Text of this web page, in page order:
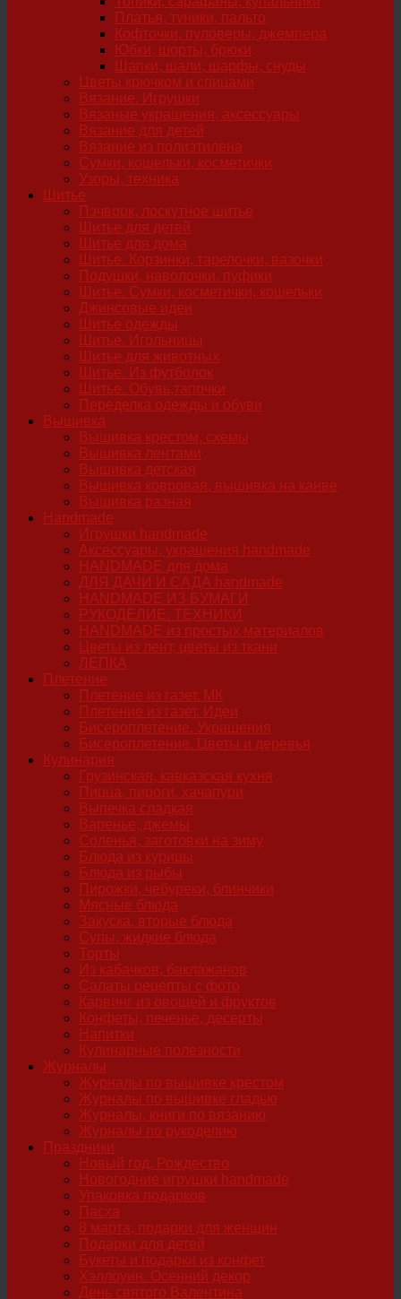
Платья, туники, пальто
Кофточки, пуловеры, джемпера
Юбки, шорты, брюки
Шапки, шали, шарфы, снуды
Цветы крючком и спицами
Вязание. Игрушки
Вязаные украшения, аксессуары
Вязание для детей
Вязание из полиэтилена
Сумки, кошельки, косметички
Узоры, техника
Шитье
Пэчворк, лоскутное шитье
Шитье для детей
Шитье для дома
Шитье. Корзинки, тарелочки, вазочки
Подушки, наволочки, пуфики
Шитье. Сумки, косметички, кошельки
Джинсовые идеи
Шитье одежды
Шитье. Игольницы
Шитье для животных
Шитье. Из футболок
Шитье. Обувь,тапочки
Переделка одежды и обуви
Вышивка
Вышивка крестом, схемы
Вышивка лентами
Вышивка детская
Вышивка ковровая, вышивка на канве
Вышивка разная
Handmade
Игрушки handmade
Аксессуары, украшения handmade
HANDMADE для дома
ДЛЯ ДАЧИ И САДА handmade
HANDMADE ИЗ БУМАГИ
РУКОДЕЛИЕ. ТЕХНИКИ
HANDMADE из простых материалов
Цветы из лент, цветы из ткани
ЛЕПКА
Плетение
Плетение из газет. МК
Плетение из газет. Идеи
Бисероплетение. Украшения
Бисероплетение. Цветы и деревья
Кулинария
Грузинская, кавказская кухня
Пицца, пироги, хачапури
Выпечка сладкая
Варенье, джемы
Соленья, заготовки на зиму
Блюда из курицы
Блюда из рыбы
Пирожки, чебуреки, блинчики
Мясные блюда
Закуска, вторые блюда
Супы, жидкие блюда
Торты
Из кабачков, баклажанов
Салаты рецепты с фото
Карвинг из овощей и фруктов
Конфеты, печенье, десерты
Напитки
Кулинарные полезности
Журналы
Журналы по вышивке крестом
Журналы по вышивке гладью
Журналы, книги по вязанию
Журналы по рукоделию
Праздники
Новый год, Рождество
Новогодние игрушки handmade
Упаковка подарков
Пасха
8 марта, подарки для женщин
Подарки для детей
Букеты и подарки из конфет
Хэллоуин. Осенний декор
День святого Валентина